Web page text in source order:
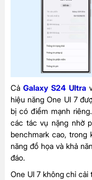
Cả Galaxy S24 Ultra
hiệu năng One UI 7
bị có điểm mạnh
các tác vụ nặng nhờ
benchmark cao, trong
năng đồ họa và khả
đáo.
One UI 7 không chỉ cải